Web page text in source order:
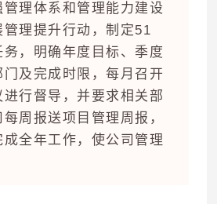
管理体系和管理能力建设
管理提升行动，制定51
，明确年度目标、季度
及完成时限，每月召开
进行督导，并要求相关部
周报送项目管理周报，
全年工作，使公司管理